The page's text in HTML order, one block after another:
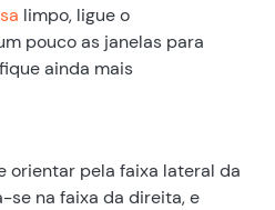
limpo, ligue o
pouco as janelas para
ainda mais
orientar pela faixa lateral da
se na faixa da direita, e